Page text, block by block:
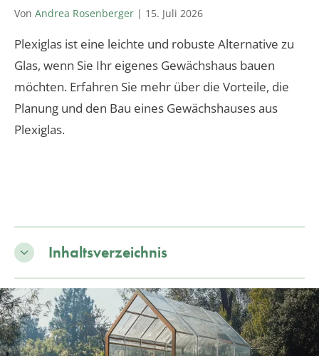
Von Andrea Rosenberger | 15. Juli 2026
Plexiglas ist eine leichte und robuste Alternative zu
Glas, wenn Sie Ihr eigenes Gewächshaus bauen
möchten. Erfahren Sie mehr über die Vorteile, die
Planung und den Bau eines Gewächshauses aus
Plexiglas.
Inhaltsverzeichnis